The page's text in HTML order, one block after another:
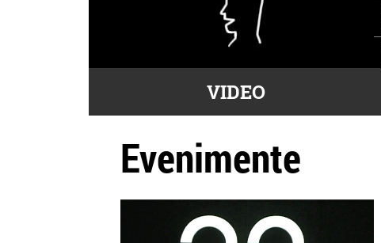
VIDEO
Evenimente